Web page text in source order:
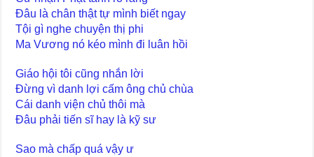
Đâu là chân thật tự mình biết ngay
Tội gì nghe chuyện thị phi
Ma Vương nó kéo mình đi luân hồi
Giáo hội tôi cũng nhắn lời
Đừng vì danh lợi cấm ông chủ chùa
Cái danh viện chủ thôi mà
Đâu phải tiến sĩ hay là kỹ sư
Sao mà chấp quá vậy ư